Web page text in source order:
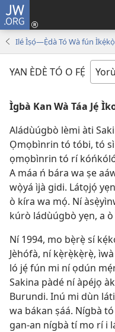
JW.ORG
Ilé Ìṣọ́—Ẹ̀dà Tó Wà fún
YAN ÈDÈ TÓ O FẸ́
Ìgbà Kan Wà Táa Jẹ́
Aládùúgbò lèmi àti
Ọmọbìnrin tó tóbi, tó
ọmọbìnrin tó rí
A máa ń bára wa ṣe
wọ̀yá ìjà gidi. Látọjọ́
ò kíra wa mọ́. Ní
kúrò ládùúgbò yẹn, a
Ní 1994, mo bẹ̀rẹ̀ sí
Jèhófà, ní kẹ̀rẹ̀kẹ̀rẹ̀,
ló jẹ́ fún mi ní ọdún
Sakina pàdé ní àpéjọ
Burundi. Inú mi dùn
wa bákan ṣáá. Nígbà
gan-an nígbà tí mo rí i